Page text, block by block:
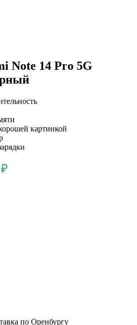
Note 14 Pro 5G
картинкой
₽
по Оренбургу